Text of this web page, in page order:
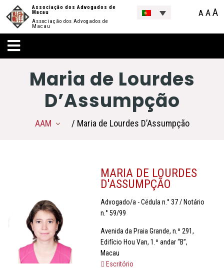
Associação dos Advogados de
Macau
Associação dos Advogados de
Macau
A AA
Maria de Lourdes
D’Assumpção
AAM / Maria de Lourdes D’Assumpção
MARIA DE LOURDES
D'ASSUMPÇÃO
Advogado/a - Cédula n.° 37 / Notário
n.° 59/99
Avenida da Praia Grande, n.º 291,
Edifício Hou Van, 1.º andar “B”,
Macau
Escritório